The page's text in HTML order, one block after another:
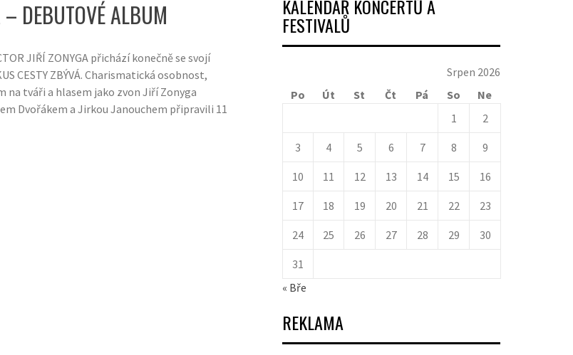
DEBUTOVÉ ALBUM
JIŘÍ ZONYGA přichází konečně se svojí
CESTY ZBÝVÁ. Charismatická osobnost,
na tváři a hlasem jako zvon Jiří Zonyga
Dvořákem a Jirkou Janouchem připravili 11
KALENDÁŘ KONCERTŮ A
FESTIVALŮ
Srpen 2026
Po
Út St Čt Pá So
Ne
1
2
3 4 5 6 7 8 9
10 11 12 13 14 15 16
17 18 19 20 21 22 23
24 25 26 27 28 29 30
31
« Bře
REKLAMA